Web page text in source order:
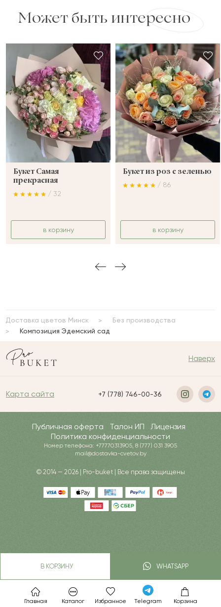
Главная Каталог Избранное Telegram Корзина
В КОРЗИНУ WHATSAPP
Может быть интересно
Букет Самая
прекрасная
/ 32
в корзину
Букет из роз с зеленью
/ 86
в корзину
Доставка цветов Минск
Без производства
Композиция Эдемский сад
Наверх
Карта сайта +7 (778) 746-00-36
Публичная оферта Талон ИП
Лицензия
Политика конфиденциальности
Номер телефона: +77770313905, 8 (777) 031 3905
mail@dostavka-cvetov.by
© 2014 — 2026 | Pro-buket | Все права защищены